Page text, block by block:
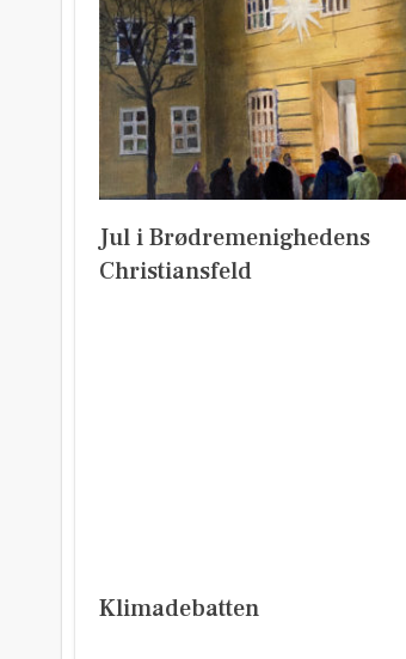
Jul i Brødremenighedens
Christiansfeld
Klimadebatten